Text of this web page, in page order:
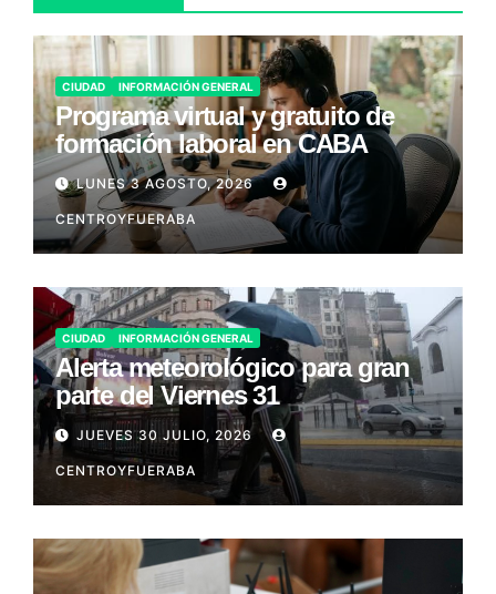
CIUDAD INFORMACIÓN GENERAL
Programa virtual y gratuito de
formación laboral en CABA
LUNES 3 AGOSTO, 2026
CENTROYFUERABA
CIUDAD INFORMACIÓN GENERAL
Alerta meteorológico para gran
parte del Viernes 31
JUEVES 30 JULIO, 2026
CENTROYFUERABA